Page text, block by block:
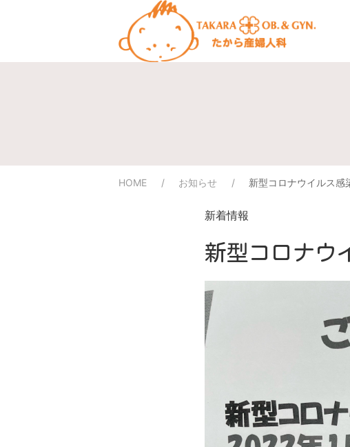
HOME お知らせ 新型コロナウイルス感
新着情報
新型コロナウ